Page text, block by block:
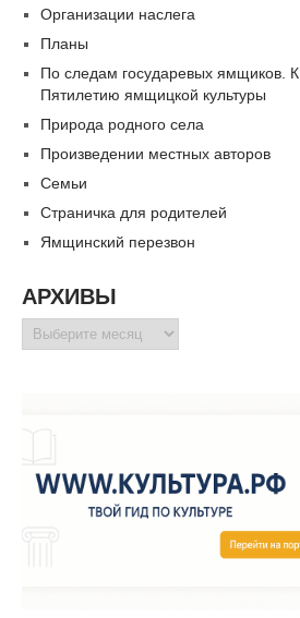
Организации наслега
Планы
По следам государевых ямщиков. К
Пятилетию ямщицкой культуры
Природа родного села
Произведении местных авторов
Семьи
Страничка для родителей
Ямщинский перезвон
АРХИВЫ
Архивы